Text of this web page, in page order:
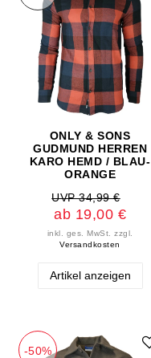
ONLY & SONS
GUDMUND HERREN
KARO HEMD / BLAU-
ORANGE
UVP 34,99 €
ab 19,00 €
inkl. ges. MwSt. zzgl.
Versandkosten
Artikel anzeigen
-50%